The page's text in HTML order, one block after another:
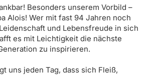
Besonders unserem Vorbild –
Alois! Wer mit fast 94 Jahren noch
und Lebensfreude in sich
es mit Leichtigkeit die nächste
zu inspirieren.
uns jeden Tag, dass sich Fleiß,